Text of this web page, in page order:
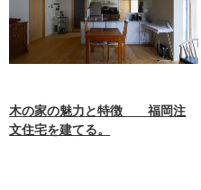
木の家の魅力と特徴 福岡注
文住宅を建てる。